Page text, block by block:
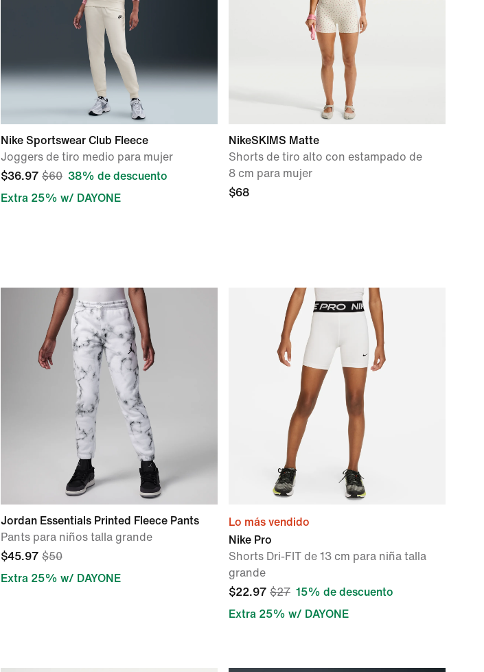
Nike Sportswear Club Fleece
Joggers de tiro medio para mujer
$36.97 $60 38% de descuento
Extra 25% w/ DAYONE
NikeSKIMS Matte
Shorts de tiro alto con estampado de
8 cm para mujer
$68
Jordan Essentials Printed Fleece Pants
Pants para niños talla grande
$45.97 $50
Extra 25% w/ DAYONE
Lo más vendido
Nike Pro
Shorts Dri-FIT de 13 cm para niña talla
grande
$22.97 $27 15% de descuento
Extra 25% w/ DAYONE